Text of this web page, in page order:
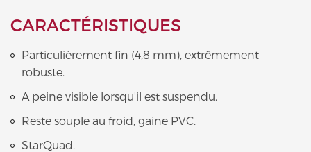
CARACTÉRISTIQUES
Particulièrement fin (4,8 mm), extrêmement
robuste.
A peine visible lorsqu'il est suspendu.
Reste souple au froid, gaine PVC.
StarQuad.